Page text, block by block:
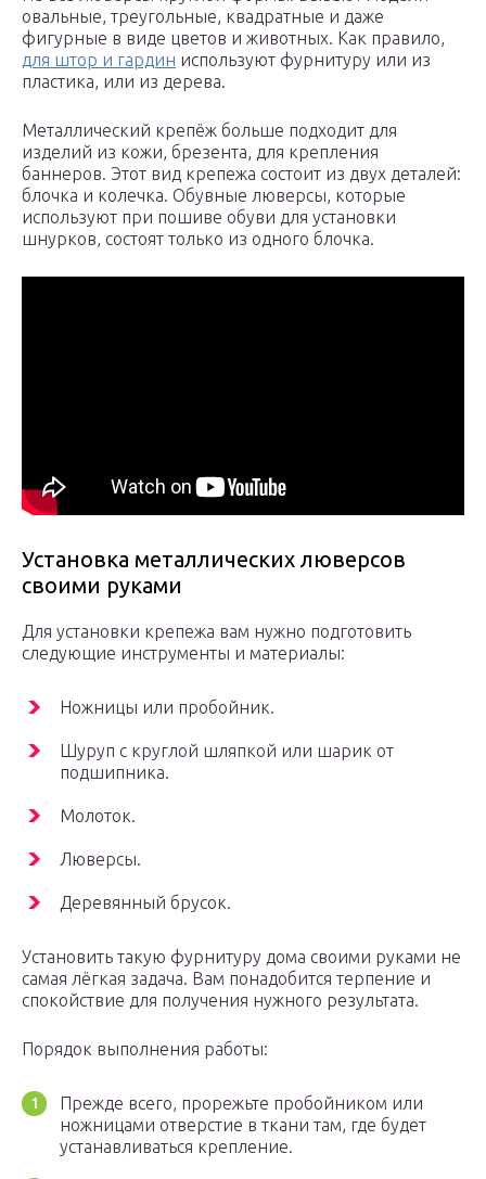
овальные, треугольные, квадратные и даже
фигурные в виде цветов и животных. Как правило,
для штор и гардин используют фурнитуру или из
пластика, или из дерева.
Металлический крепёж больше подходит для
изделий из кожи, брезента, для крепления
баннеров. Этот вид крепежа состоит из двух деталей:
блочка и колечка. Обувные люверсы, которые
используют при пошиве обуви для установки
шнурков, состоят только из одного блочка.
Установка металлических люверсов
своими руками
Для установки крепежа вам нужно подготовить
следующие инструменты и материалы:
Ножницы или пробойник.
Шуруп с круглой шляпкой или шарик от
подшипника.
Молоток.
Люверсы.
Деревянный брусок.
Установить такую фурнитуру дома своими руками не
самая лёгкая задача. Вам понадобится терпение и
спокойствие для получения нужного результата.
Порядок выполнения работы:
Прежде всего, прорежьте пробойником или
ножницами отверстие в ткани там, где будет
устанавливаться крепление.